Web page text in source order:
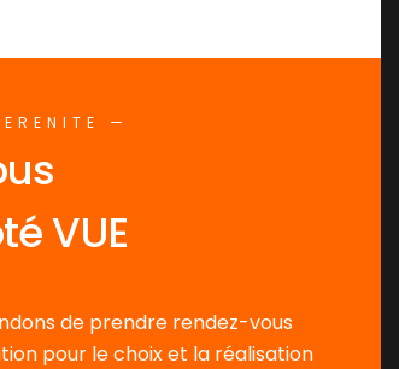
—
VUE
de prendre rendez-vous
pour le choix et la réalisation